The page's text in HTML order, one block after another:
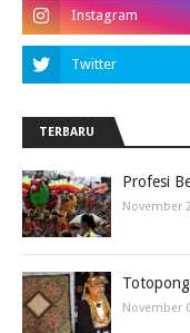
TERBARU
Profesi
November
November